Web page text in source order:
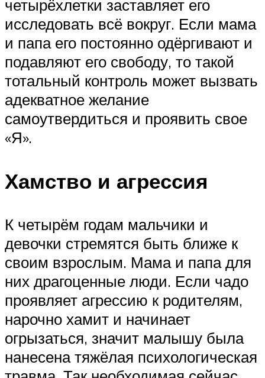
четырёхлетки заставляет его
исследовать всё вокруг. Если мама
и папа его постоянно одёргивают и
подавляют его свободу, то такой
тотальный контроль может вызвать
адекватное желание
самоутвердиться и проявить свое
«Я».
Хамство и агрессия
К четырём годам мальчики и
девочки стремятся быть ближе к
своим взрослым. Мама и папа для
них драгоценные люди. Если чадо
проявляет агрессию к родителям,
нарочно хамит и начинает
огрызаться, значит малышу была
нанесена тяжёлая психологическая